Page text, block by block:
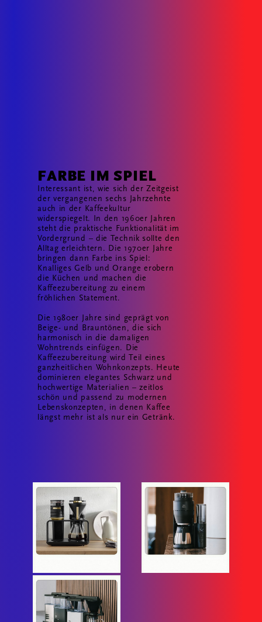
FARBE IM SPIEL
Interessant ist, wie sich der Zeitgeist
der vergangenen sechs Jahrzehnte
auch in der Kaffeekultur
widerspiegelt. In den 1960er Jahren
steht die praktische Funktionalität im
Vordergrund – die Technik sollte den
Alltag erleichtern. Die 1970er Jahre
bringen dann Farbe ins Spiel:
Knalliges Gelb und Orange erobern
die Küchen und machen die
Kaffeezubereitung zu einem
fröhlichen Statement.
Die 1980er Jahre sind geprägt von
Beige- und Brauntönen, die sich
harmonisch in die damaligen
Wohntrends einfügen. Die
Kaffeezubereitung wird Teil eines
ganzheitlichen Wohnkonzepts. Heute
dominieren elegantes Schwarz und
hochwertige Materialien – zeitlos
schön und passend zu modernen
Lebenskonzepten, in denen Kaffee
längst mehr ist als nur ein Getränk.